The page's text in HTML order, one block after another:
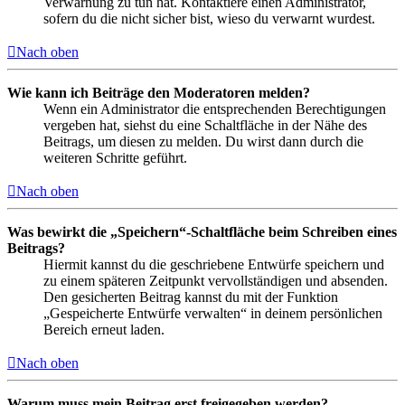
sofern du die nicht sicher bist, wieso du verwarnt wurdest.
Nach oben
Wie kann ich Beiträge den Moderatoren melden?
Wenn ein Administrator die entsprechenden Berechtigungen
vergeben hat, siehst du eine Schaltfläche in der Nähe des
Beitrags, um diesen zu melden. Du wirst dann durch die
weiteren Schritte geführt.
Nach oben
Was bewirkt die „Speichern“-Schaltfläche beim Schreiben eines
Beitrags?
Hiermit kannst du die geschriebene Entwürfe speichern und
zu einem späteren Zeitpunkt vervollständigen und absenden.
Den gesicherten Beitrag kannst du mit der Funktion
„Gespeicherte Entwürfe verwalten“ in deinem persönlichen
Bereich erneut laden.
Nach oben